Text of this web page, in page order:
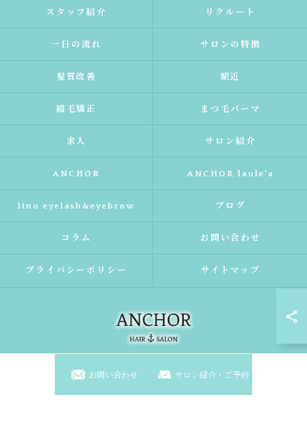
お問い合わせ サロン紹介・ご予約
スタッフ紹介 リクルート
一日の流れ サロンの特徴
髪質改善 駅近
縮毛矯正 まつ毛パーマ
求人 サロン紹介
ANCHOR ANCHOR laule'a
lino eyelash&eyebrow ブログ
コラム お問い合わせ
プライバシーポリシー サイトマップ
© 2026 大阪府東淀川区の美容室ならANCHOR laule'a ALL RIGHTS RESERVED.